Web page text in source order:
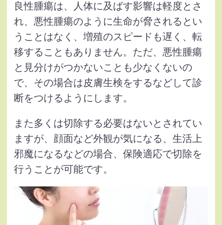
良性腫瘍は、人体に及ばす影響は軽度とさ
れ、悪性腫瘍のように生命が脅されるとい
うことはなく、増殖のスピードも遅く、転
移することもありません。ただ、悪性腫瘍
と見分けがつかないことも少なくないの
で、その場合は皮膚生検をするなどして診
断をつけるようにします。
また多くは切除する必要はないとされてい
ますが、顔面など外観が気になる、生活上
邪魔になるなどの場合、保険適応で切除を
行うことが可能です。